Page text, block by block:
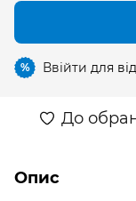
% Ввійти для
До
Опис